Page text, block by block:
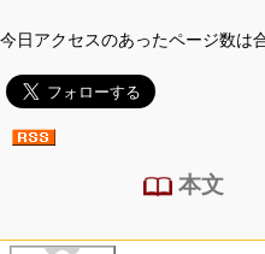
今日アクセスのあったページ数は
本文